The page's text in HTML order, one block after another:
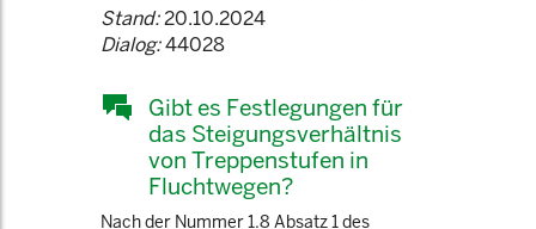
Stand:20.10.2024
Dialog:44028
Gibt es Festlegungen für
das Steigungsverhältnis
von Treppenstufen in
Fluchtwegen?
Nach der Nummer 1.8 Absatz 1 des